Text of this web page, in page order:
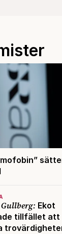
Ekot
tillfället att